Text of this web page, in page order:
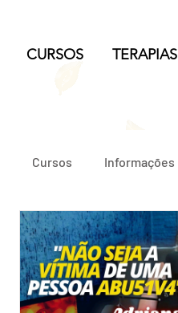
CURSOS TERAPIAS
Cursos Informações